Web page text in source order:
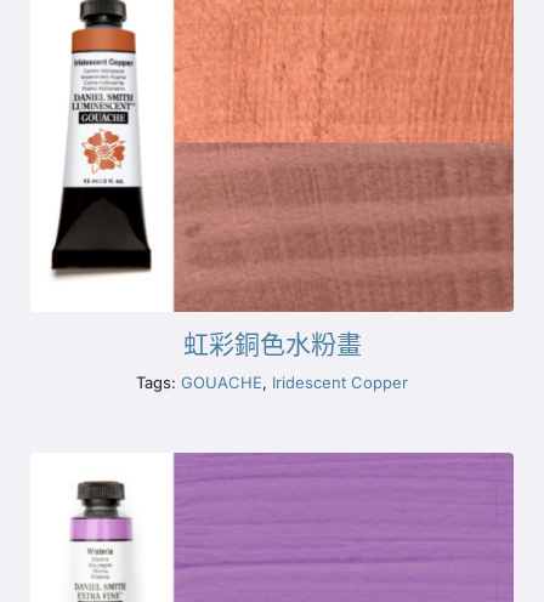
虹彩銅色水粉畫
Tags: GOUACHE, Iridescent Copper